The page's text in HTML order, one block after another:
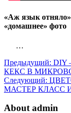
«Аж язык отняло»
«домашнее» фото
…
Предыдущий:
КЕКС В
Следующий:
МАСТЕР КЛАСС
About admin